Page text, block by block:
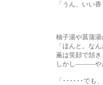
「うん、いい香りで
柚子湯や菖蒲湯の感覚で試
「ほんと。なんだか、
薫は笑顔で頷き、目を閉じ
しかし―――やがて目を開い
「･･････でも、別にあん